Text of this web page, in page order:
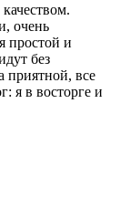
очень
простой и
без
приятной, все
я в восторге и